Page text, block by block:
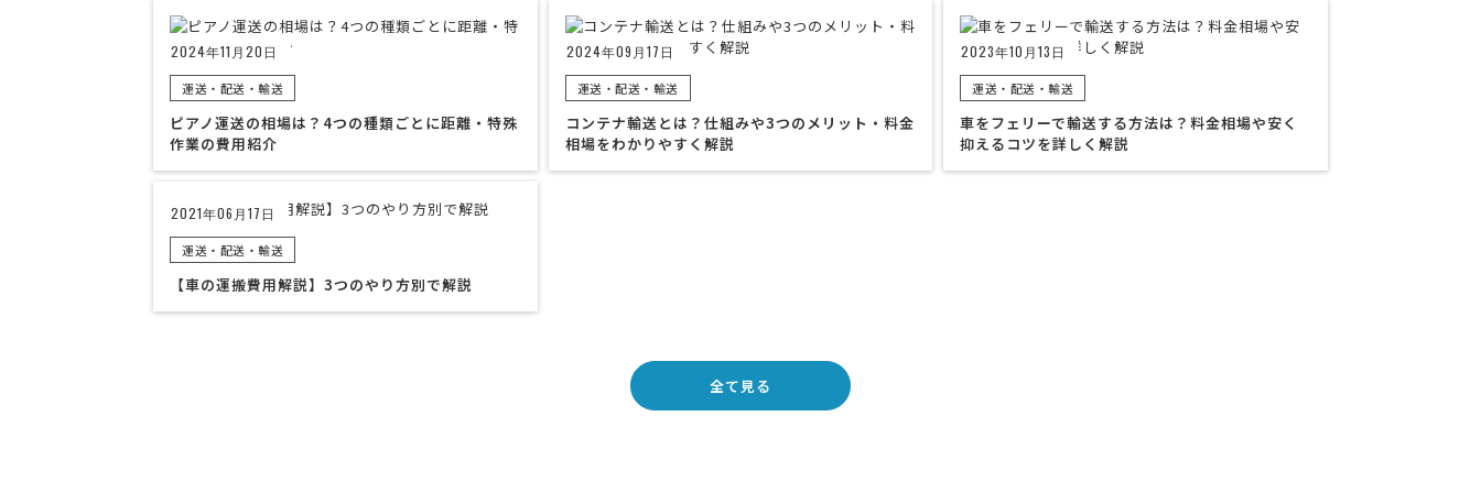
2024年11月20日
運送・配送・輸送
ピアノ運送の相場は？4つの種類ごとに距離・特殊
作業の費用紹介
2024年09月17日
運送・配送・輸送
コンテナ輸送とは？仕組みや3つのメリット・料金
相場をわかりやすく解説
2023年10月13日
運送・配送・輸送
車をフェリーで輸送する方法は？料金相場や安く
抑えるコツを詳しく解説
2021年06月17日
運送・配送・輸送
【車の運搬費用解説】3つのやり方別で解説
全て見る